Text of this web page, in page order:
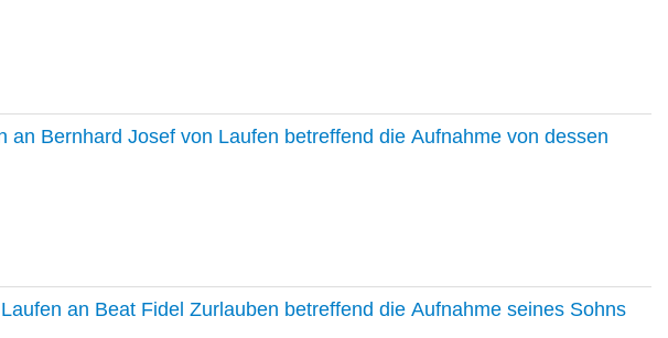
an Bernhard Josef von Laufen betreffend die Aufnahme von dessen
an Beat Fidel Zurlauben betreffend die Aufnahme seines Sohns